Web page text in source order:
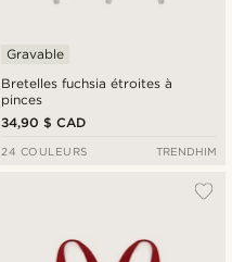
Bretelles fuchsia étroites à
pinces
Gravable
34,90 $ CAD
24 COULEURS TRENDHIM